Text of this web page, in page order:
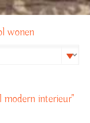
wonen
modern interieur"